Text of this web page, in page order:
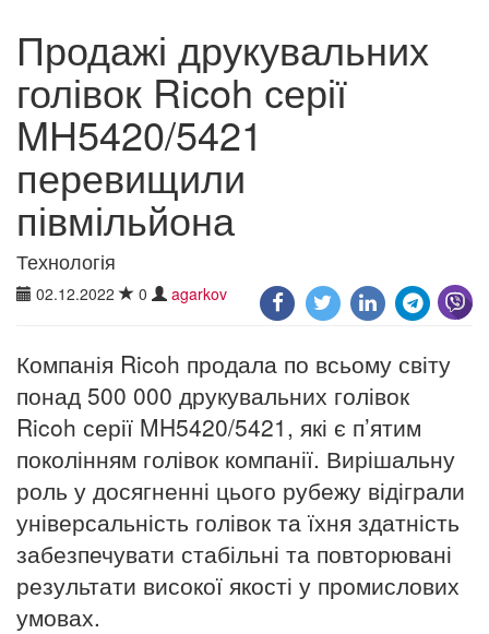
Продажі друкувальних
голівок Ricoh серії
MH5420/5421
перевищили
півмільйона
Технологія
02.12.2022 0 agarkov
Компанія Ricoh продала по всьому світу
понад 500 000 друкувальних голівок
Ricoh серії MH5420/5421, які є п’ятим
поколінням голівок компанії. Вирішальну
роль у досягненні цього рубежу відіграли
універсальність голівок та їхня здатність
забезпечувати стабільні та повторювані
результати високої якості у промислових
умовах.